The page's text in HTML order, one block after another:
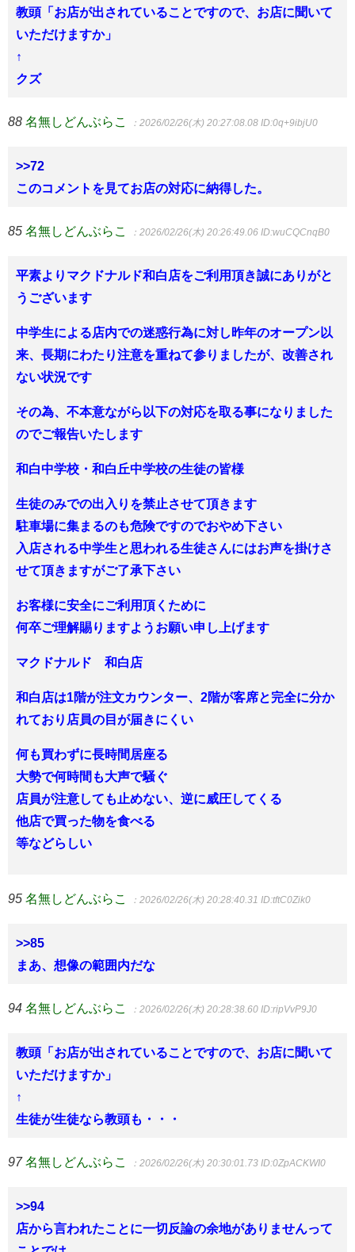
教頭「お店が出されていることですので、お店に聞いて
いただけますか」
↑
クズ
88 名無しどんぶらこ ：2026/02/26(木) 20:27:08.08 ID:0q+9ibjU0
>>72
このコメントを見てお店の対応に納得した。
85 名無しどんぶらこ ：2026/02/26(木) 20:26:49.06 ID:wuCQCnqB0
平素よりマクドナルド和白店をご利用頂き誠にありがと
うございます
中学生による店内での迷惑行為に対し昨年のオープン以
来、長期にわたり注意を重ねて参りましたが、改善され
ない状況です
その為、不本意ながら以下の対応を取る事になりました
のでご報告いたします
和白中学校・和白丘中学校の生徒の皆様
生徒のみでの出入りを禁止させて頂きます
駐車場に集まるのも危険ですのでおやめ下さい
入店される中学生と思われる生徒さんにはお声を掛けさ
せて頂きますがご了承下さい
お客様に安全にご利用頂くために
何卒ご理解賜りますようお願い申し上げます
マクドナルド 和白店
​和白店は1階が注文カウンター、2階が客席と完全に分か
れており店員の目が届きにくい
何も買わずに長時間居座る
大勢で何時間も大声で騒ぐ
店員が注意しても止めない、逆に威圧してくる
他店で買った物を食べる
等などらしい
95 名無しどんぶらこ ：2026/02/26(木) 20:28:40.31 ID:tftC0Zik0
>>85
まあ、想像の範囲内だな
94 名無しどんぶらこ ：2026/02/26(木) 20:28:38.60 ID:ripVvP9J0
教頭「お店が出されていることですので、お店に聞いて
いただけますか」
↑
生徒が生徒なら教頭も・・・
97 名無しどんぶらこ ：2026/02/26(木) 20:30:01.73 ID:0ZpACKWI0
>>94
店から言われたことに一切反論の余地がありませんって